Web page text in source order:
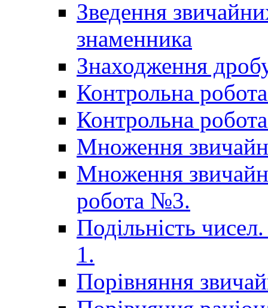
Зведення
знаменника
Знаходження
Контрольна
Контрольна
Множення
Множення
робота №3.
Подільність
1.
Порівняння